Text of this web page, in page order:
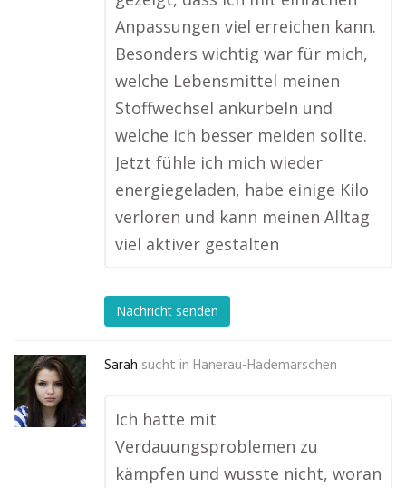
Anpassungen viel erreichen kann.
Besonders wichtig war für mich,
welche Lebensmittel meinen
Stoffwechsel ankurbeln und
welche ich besser meiden sollte.
Jetzt fühle ich mich wieder
energiegeladen, habe einige Kilo
verloren und kann meinen Alltag
viel aktiver gestalten
Nachricht senden
Sarah sucht in Hanerau-Hademarschen
Ich hatte mit
Verdauungsproblemen zu
kämpfen und wusste nicht, woran